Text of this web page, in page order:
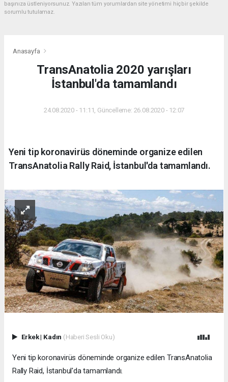
başınıza üstleniyorsunuz. Yazılan tüm yorumlardan site yönetimi hiçbir şekilde
sorumlu tutulamaz.
Anasayfa
TransAnatolia 2020 yarışları
İstanbul'da tamamlandı
24.08.2020 - 11:11, Güncelleme: 26.08.2020 - 12:07
Yeni tip koronavirüs döneminde organize edilen
TransAnatolia Rally Raid, İstanbul'da tamamlandı.
Erkek| Kadın (Haberi Sesli Oku)
Yeni tip koronavirüs döneminde organize edilen TransAnatolia
Rally Raid, İstanbul'da tamamlandı.